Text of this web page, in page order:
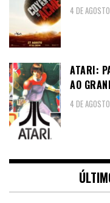
4 DE
ATARI:
AO
4 DE